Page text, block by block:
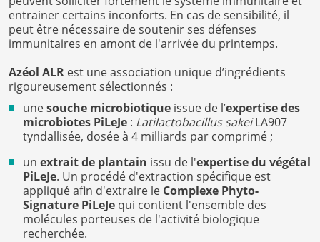
entrainer certains inconforts. En cas de sensibilité, il
peut être nécessaire de soutenir ses défenses
immunitaires en amont de l'arrivée du printemps.
Azéol ALR est une association unique d’ingrédients
rigoureusement sélectionnés :
unesouche microbiotique issue de l’expertise des
microbiotes PiLeJe : Latilactobacillus sakeiLA907
tyndallisée, dosée à 4 milliards par comprimé ;
un extrait de plantain issu de l'expertise du végétal
PiLeJe. Un procédé d'extraction spécifique est
appliqué afin d'extraire le Complexe Phyto-
Signature PiLeJe qui contient l'ensemble des
molécules porteuses de l'activité biologique
recherchée.